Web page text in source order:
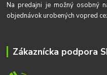
Na predajni je možný osobný
objednávok urobených vopred
Zákaznícka podpora